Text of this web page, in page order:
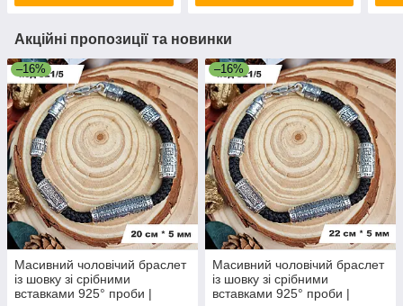
Акційні пропозиції та новинки
–16%
Масивний чоловічий браслет
із шовку зі срібними
вставками 925° проби |
–16%
Масивний чоловічий браслет
із шовку зі срібними
вставками 925° проби |